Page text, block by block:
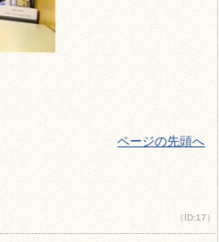
ページの先頭へ
（ID:17）